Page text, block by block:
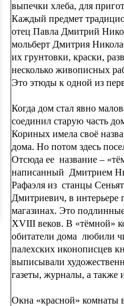
выпечки хлеба, для
Каждый предмет
отец Павла Дмитрий
мольберт Дмитрия
их грунтовки, краски,
несколько живописных
Это этюды к одной из
Когда дом стал явно
соединил старую часть
Кориных имела своё
дома. Но потом здесь
Отсюда ее название –
написанный Дмитрием
Рафаэля из станцы
Дмитриевич, в интерьере
магазинах. Это
XVIII веков. В «тёмной»
обитатели дома любили
палехских иконописцев
выписывали
газеты, журналы, а
Окна «красной» комнаты